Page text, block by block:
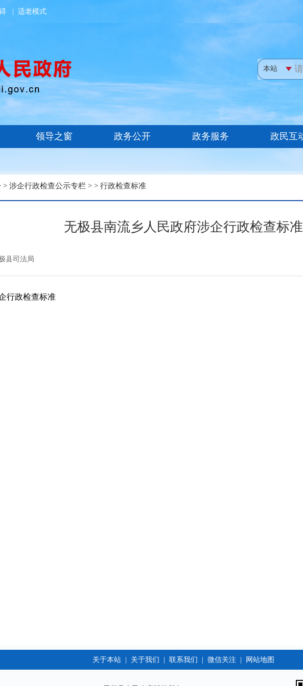
适老模式
> 涉企行政检查公示专栏 > > 行政检查标准
无极县南流乡人民政府涉企行政检查标准
县司法局
行政检查标准